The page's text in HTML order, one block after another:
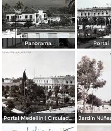
Panorama. Portal
Portal Medellin ( Circulada el 12 de Enero de 1911 ).